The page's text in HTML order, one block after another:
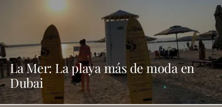
La Mer: La playa más de moda en
Dubai